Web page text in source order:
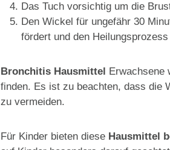
Das Tuch vorsichtig um die
Den Wickel für ungefähr 30
fördert und den
Bronchitis Hausmittel Erwachsene
finden. Es ist zu beachten, dass die
zu vermeiden.
Für Kinder bieten diese Hausmittel